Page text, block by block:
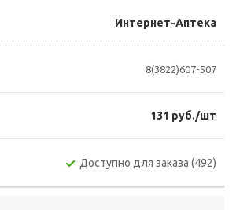
Интернет-Аптека
8(3822)607-507
131 руб./шт
Доступно для заказа (492)